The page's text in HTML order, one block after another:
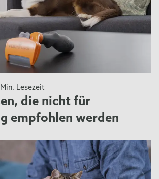
Lesezeit
die nicht für
empfohlen werden